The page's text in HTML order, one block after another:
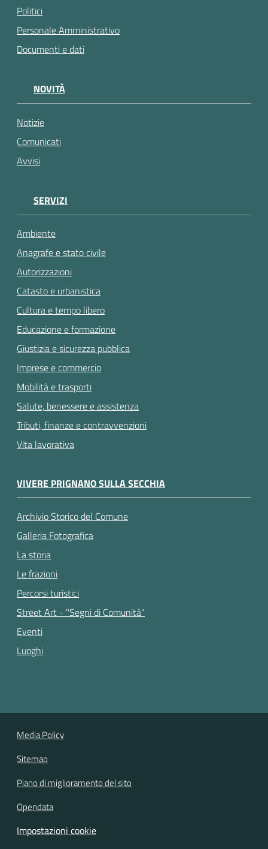
Politici
Personale Amministrativo
Documenti e dati
NOVITÀ
Notizie
Comunicati
Avvisi
SERVIZI
Ambiente
Anagrafe e stato civile
Autorizzazioni
Catasto e urbanistica
Cultura e tempo libero
Educazione e formazione
Giustizia e sicurezza pubblica
Imprese e commercio
Mobilità e trasporti
Salute, benessere e assistenza
Tributi, finanze e contravvenzioni
Vita lavorativa
VIVERE PRIGNANO SULLA SECCHIA
Archivio Storico del Comune
Galleria Fotografica
La storia
Le frazioni
Percorsi turistici
Street Art - "Segni di Comunità"
Eventi
Luoghi
Media Policy
Sitemap
Piano di miglioramento del sito
Opendata
Impostazioni cookie